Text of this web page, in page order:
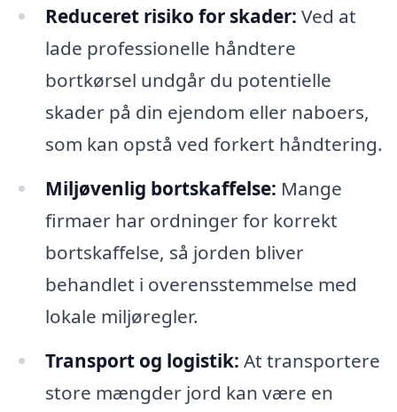
Reduceret risiko for skader: Ved at
lade professionelle håndtere
bortkørsel undgår du potentielle
skader på din ejendom eller naboers,
som kan opstå ved forkert håndtering.
Miljøvenlig bortskaffelse: Mange
firmaer har ordninger for korrekt
bortskaffelse, så jorden bliver
behandlet i overensstemmelse med
lokale miljøregler.
Transport og logistik: At transportere
store mængder jord kan være en